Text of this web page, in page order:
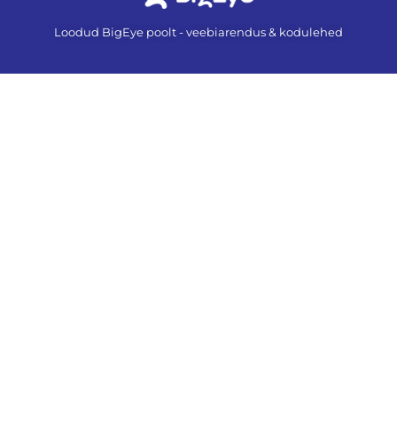
Loodud BigEye poolt - veebiarendus & kodulehed